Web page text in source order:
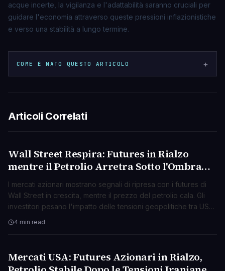
acque incerte, la vigilanza e l'adattabilità saranno cruciali per
guidare l'economia attraverso queste pressioni inflazionistiche
e verso una stabilità a lungo termine.
COME È NATO QUESTO ARTICOLO +
Articoli Correlati
BUSINESS
Wall Street Respira: Futures in Rialzo
mentre il Petrolio Arretra Sotto l'Ombra
delle Tensioni USA-Iran
I mercati azionari mostrano segnali di ripresa con i futures di
Wall Street in crescita, mentre il prezzo del petrolio cala. Gli
investitori pesano l'impatto delle tensioni geopolitiche tra USA
e Iran.
4 min read
BUSINESS
Mercati USA: Futures Azionari in Rialzo,